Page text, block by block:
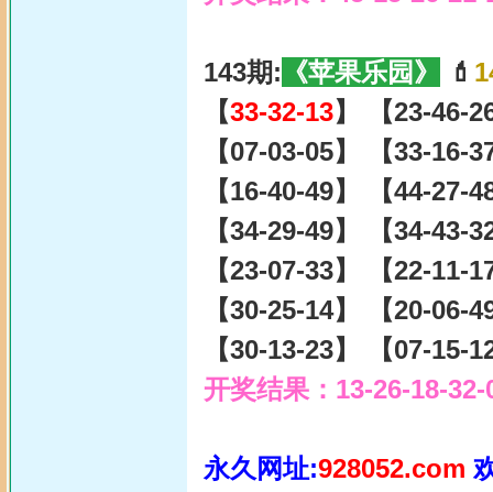
143期: 《苹果乐园》 💄
【33-32-13】 【23-46-
【07-03-05】 【33-16-
【16-40-49】 【44-27-
【34-29-49】 【34-43-
【23-07-33】 【22-11-
【30-25-14】 【20-06-
【30-13-23】 【07-15-
开奖结果：13-26-18-
永久网址:928052.com